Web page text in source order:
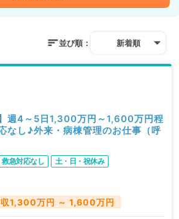
並び順： 新着順
】週4～5日1,300万円～1,600万円程
なし♪外来・病棟管理のお仕事（呼
救急対応なし
土・日・祝休み
1,300万円 ～ 1,600万円